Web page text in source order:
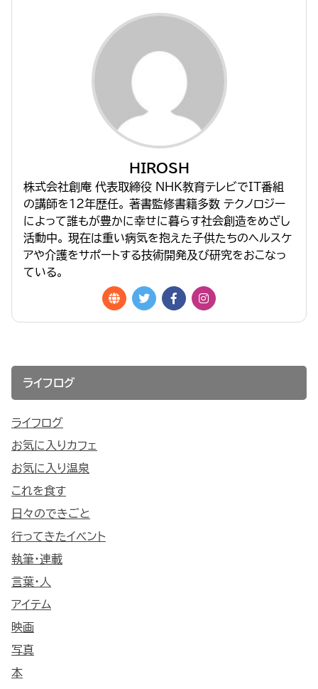
HIROSH
株式会社創庵 代表取締役 NHK教育テレビでIT番組
の講師を１２年歴任。 著書監修書籍多数 テクノロジー
によって誰もが豊かに幸せに暮らす社会創造をめざし
活動中。 現在は重い病気を抱えた子供たちのヘルスケ
アや介護をサポートする技術開発及び研究をおこなっ
ている。
ライフログ
ライフログ
お気に入りカフェ
お気に入り温泉
これを食す
日々のできごと
行ってきたイベント
執筆・連載
言葉・人
アイテム
映画
写真
本